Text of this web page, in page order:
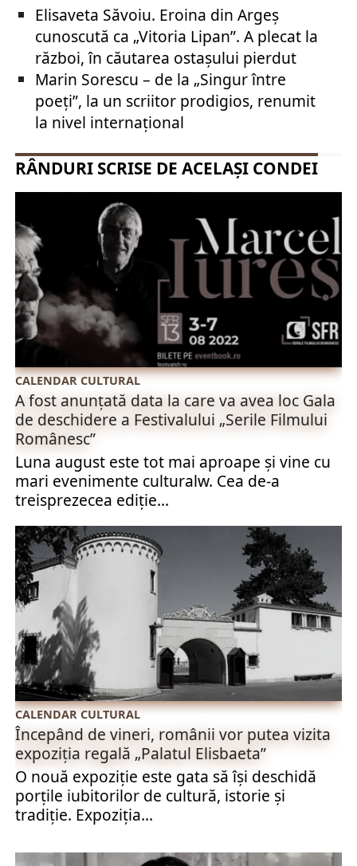
Elisaveta Săvoiu. Eroina din Argeș
cunoscută ca „Vitoria Lipan”. A plecat la
război, în căutarea ostașului pierdut
Marin Sorescu – de la „Singur între
poeți”, la un scriitor prodigios, renumit
la nivel internațional
RÂNDURI SCRISE DE ACELAȘI CONDEI
CALENDAR CULTURAL
A fost anunțată data la care va avea loc Gala
de deschidere a Festivalului „Serile Filmului
Românesc”
Luna august este tot mai aproape și vine cu
mari evenimente culturalw. Cea de-a
treisprezecea ediţie...
CALENDAR CULTURAL
Începând de vineri, românii vor putea vizita
expoziția regală „Palatul Elisbaeta”
O nouă expoziție este gata să își deschidă
porțile iubitorilor de cultură, istorie și
tradiție. Expoziţia...